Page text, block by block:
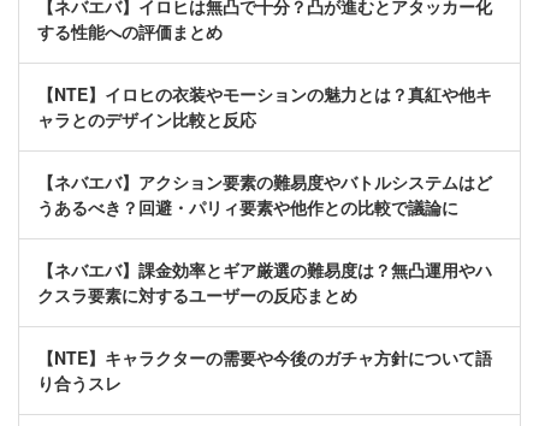
【ネバエバ】イロヒは無凸で十分？凸が進むとアタッカー化
する性能への評価まとめ
【NTE】イロヒの衣装やモーションの魅力とは？真紅や他キ
ャラとのデザイン比較と反応
【ネバエバ】アクション要素の難易度やバトルシステムはど
うあるべき？回避・パリィ要素や他作との比較で議論に
【ネバエバ】課金効率とギア厳選の難易度は？無凸運用やハ
クスラ要素に対するユーザーの反応まとめ
【NTE】キャラクターの需要や今後のガチャ方針について語
り合うスレ